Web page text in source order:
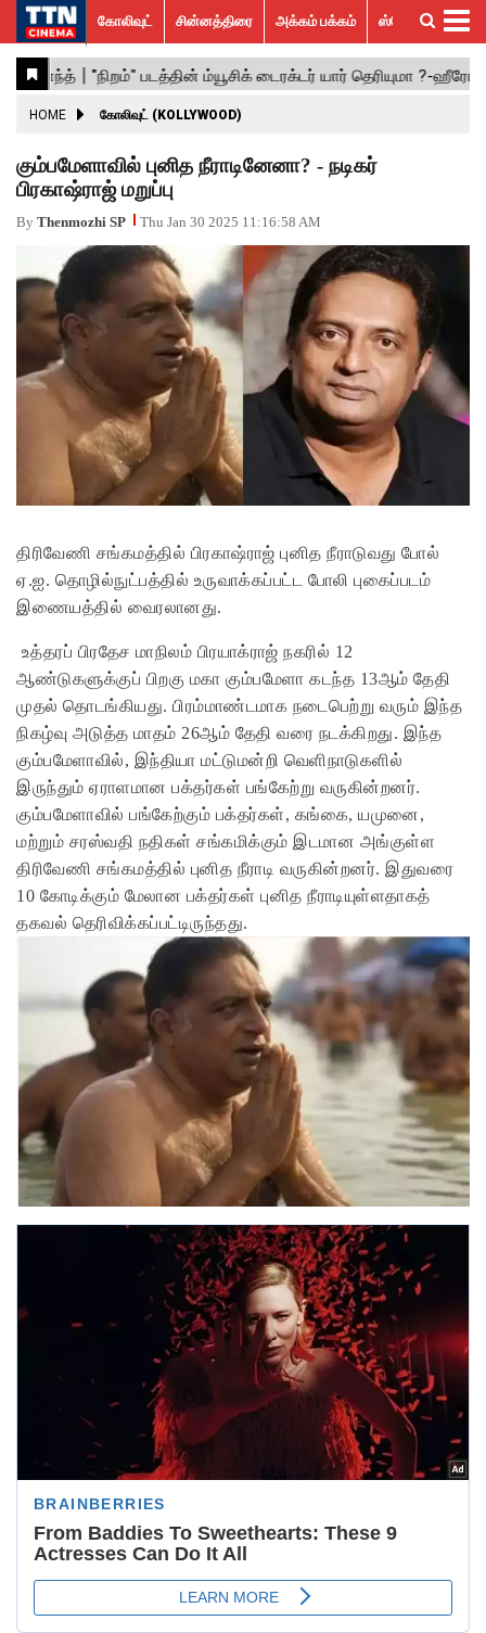
கோலிவுட்
சின்னத்திரை
பாலிவுட்
ஹாலிவுட்
அக்கம்
பக்கம்
ஸ்பெஷல்
ஸ்டோரீஸ்
விமர்சனம்
GALLERY
ACTRESS
ACTORS
MOVIESTILLS
EVENTS
VIDEOS
What’s
Hot
Trending
News
கோலிவுட் சின்னத்திரை அக்கம் பக்கம் ஸ்பெஷல் ஸ்டோரீஸ்
HOME கோலிவுட் (KOLLYWOOD)
கும்பமேளாவில் புனித நீராடினேனா? - நடிகர்
பிரகாஷ்ராஜ் மறுப்பு
By Thenmozhi SP Thu Jan 30 2025 11:16:58 AM
திரிவேணி சங்கமத்தில் பிரகாஷ்ராஜ் புனித நீராடுவது போல்
ஏ.ஐ. தொழில்நுட்பத்தில் உருவாக்கப்பட்ட போலி புகைப்படம்
இணையத்தில் வைரலானது.
உத்தரப் பிரதேச மாநிலம் பிரயாக்ராஜ் நகரில் 12
ஆண்டுகளுக்குப் பிறகு மகா கும்பமேளா கடந்த 13ஆம் தேதி
முதல் தொடங்கியது. பிரம்மாண்டமாக நடைபெற்று வரும் இந்த
நிகழ்வு அடுத்த மாதம் 26ஆம் தேதி வரை நடக்கிறது. இந்த
கும்பமேளாவில், இந்தியா மட்டுமன்றி வெளிநாடுகளில்
இருந்தும் ஏராளமான பக்தர்கள் பங்கேற்று வருகின்றனர்.
கும்பமேளாவில் பங்கேற்கும் பக்தர்கள், கங்கை, யமுனை,
மற்றும் சரஸ்வதி நதிகள் சங்கமிக்கும் இடமான அங்குள்ள
திரிவேணி சங்கமத்தில் புனித நீராடி வருகின்றனர். இதுவரை
10 கோடிக்கும் மேலான பக்தர்கள் புனித நீராடியுள்ளதாகத்
தகவல் தெரிவிக்கப்பட்டிருந்தது.